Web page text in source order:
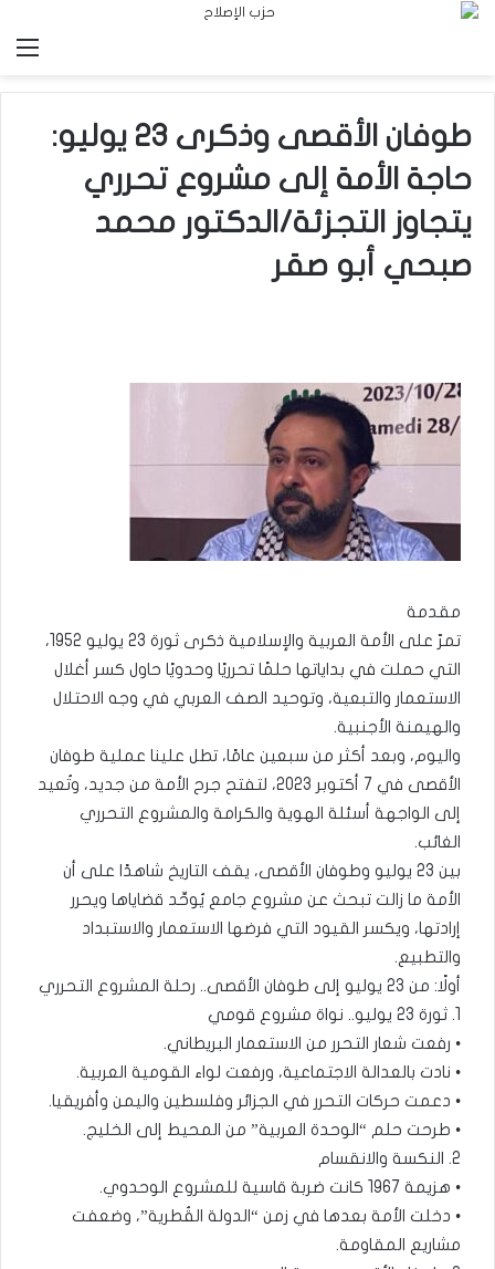
طوفان الأقصى وذكرى 23 يوليو:
حاجة الأمة إلى مشروع تحرري
يتجاوز التجزئة/الدكتور محمد
صبحي أبو صقر
مقدمة
تمرّ على الأمة العربية والإسلامية ذكرى ثورة 23 يوليو 1952،
التي حملت في بداياتها حلمًا تحرريًا وحدويًا حاول كسر أغلال
الاستعمار والتبعية، وتوحيد الصف العربي في وجه الاحتلال
والهيمنة الأجنبية.
واليوم، وبعد أكثر من سبعين عامًا، تطل علينا عملية طوفان
الأقصى في 7 أكتوبر 2023، لتفتح جرح الأمة من جديد، وتُعيد
إلى الواجهة أسئلة الهوية والكرامة والمشروع التحرري
الغائب.
بين 23 يوليو وطوفان الأقصى، يقف التاريخ شاهدًا على أن
الأمة ما زالت تبحث عن مشروع جامع يُوحِّد قضاياها ويحرر
إرادتها، ويكسر القيود التي فرضها الاستعمار والاستبداد
والتطبيع.
أولًا: من 23 يوليو إلى طوفان الأقصى.. رحلة المشروع التحرري
1. ثورة 23 يوليو.. نواة مشروع قومي
• رفعت شعار التحرر من الاستعمار البريطاني.
• نادت بالعدالة الاجتماعية، ورفعت لواء القومية العربية.
• دعمت حركات التحرر في الجزائر وفلسطين واليمن وأفريقيا.
• طرحت حلم “الوحدة العربية” من المحيط إلى الخليج.
2. النكسة والانقسام
• هزيمة 1967 كانت ضربة قاسية للمشروع الوحدوي.
• دخلت الأمة بعدها في زمن “الدولة القُطرية”، وضعفت
مشاريع المقاومة.